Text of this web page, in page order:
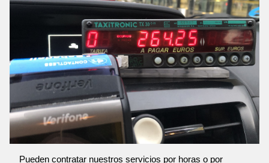
Pueden contratar nuestros servicios por horas o por